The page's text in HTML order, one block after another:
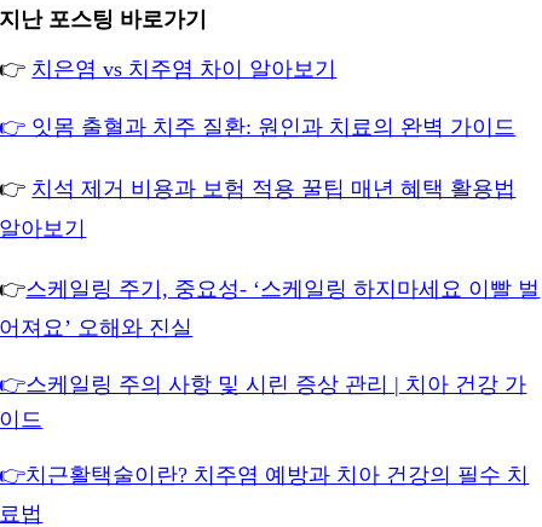
지난 포스팅 바로가기
👉 치은염 vs 치주염 차이 알아보기
👉 잇몸 출혈과 치주 질환: 원인과 치료의 완벽 가이드
👉 치석 제거 비용과 보험 적용 꿀팁 매년 혜택 활용법
알아보기
👉스케일링 주기, 중요성- ‘스케일링 하지마세요 이빨 벌
어져요’ 오해와 진실
👉스케일링 주의 사항 및 시린 증상 관리 | 치아 건강 가
이드
👉치근활택술이란? 치주염 예방과 치아 건강의 필수 치
료법